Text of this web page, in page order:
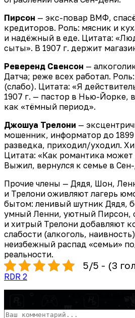
Пирсон — экс-повар ВМФ,
кредиторов. Роль: мясник и
и надёжный в еде. Цитата:
сыты». В 1907 г. держит
Реверенд Свенсон —
Датча; реже всех работал.
(слабо). Цитата: «Я
1907 г. — пастор в Нью-Йорке,
как «тёмный период».
Джошуа Трелони —
мошенник, информатор до
разведка, приходил/уходил.
Цитата: «Как романтика может
Выжил, вернулся к семье в
Прочие члены — Дядя, Шон,
и Трелони оживляют лагерь
бытом: ленивый шутник Дядя,
умный Ленни, уютный Пирсон,
и хитрый Трелони добавляют
слабости (алкоголь,
неизбежный распад «семьи»
реальности.
5/5 - (3
RDR 2